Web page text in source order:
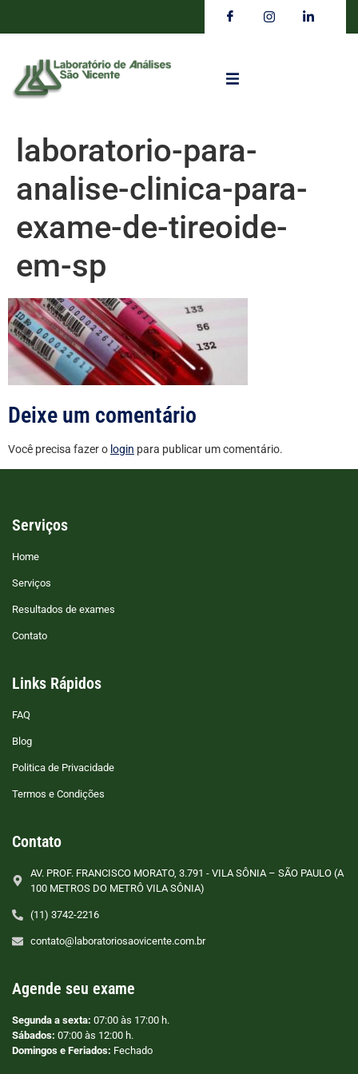
laboratorio-para-
analise-clinica-para-
exame-de-tireoide-
em-sp
Deixe um comentário
Você precisa fazer o login para publicar um comentário.
Serviços
Home
Serviços
Resultados de exames
Contato
Links Rápidos
FAQ
Blog
Politica de Privacidade
Termos e Condições
Contato
AV. PROF. FRANCISCO MORATO, 3.791 - VILA SÔNIA – SÃO PAULO (A
100 METROS DO METRÔ VILA SÔNIA)
(11) 3742-2216
contato@laboratoriosaovicente.com.br
Agende seu exame
Segunda a sexta: 07:00 às 17:00 h.
Sábados: 07:00 às 12:00 h.
Domingos e Feriados: Fechado